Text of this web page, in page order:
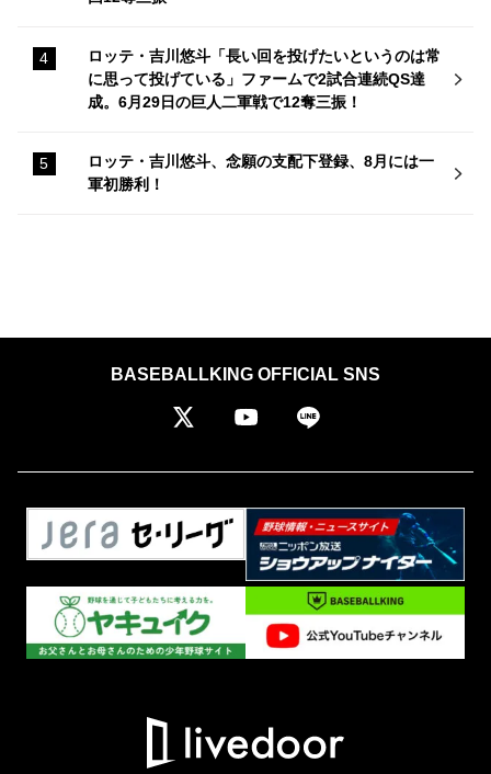
ロッテ・吉川悠斗「長い回を投げたいというのは常
に思って投げている」ファームで2試合連続QS達
成。6月29日の巨人二軍戦で12奪三振！
ロッテ・吉川悠斗、念願の支配下登録、8月には一
軍初勝利！
BASEBALLKING OFFICIAL SNS